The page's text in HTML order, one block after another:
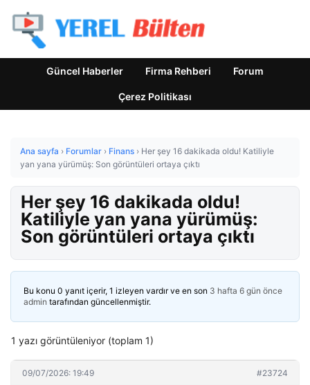
Güncel Haberler Firma Rehberi Forum
Çerez Politikası
Ana sayfa › Forumlar › Finans › Her şey 16 dakikada oldu! Katiliyle
yan yana yürümüş: Son görüntüleri ortaya çıktı
Her şey 16 dakikada oldu!
Katiliyle yan yana yürümüş:
Son görüntüleri ortaya çıktı
Bu konu 0 yanıt içerir, 1 izleyen vardır ve en son 3 hafta 6 gün önce
admin tarafından güncellenmiştir.
1 yazı görüntüleniyor (toplam 1)
09/07/2026: 19:49 #23724